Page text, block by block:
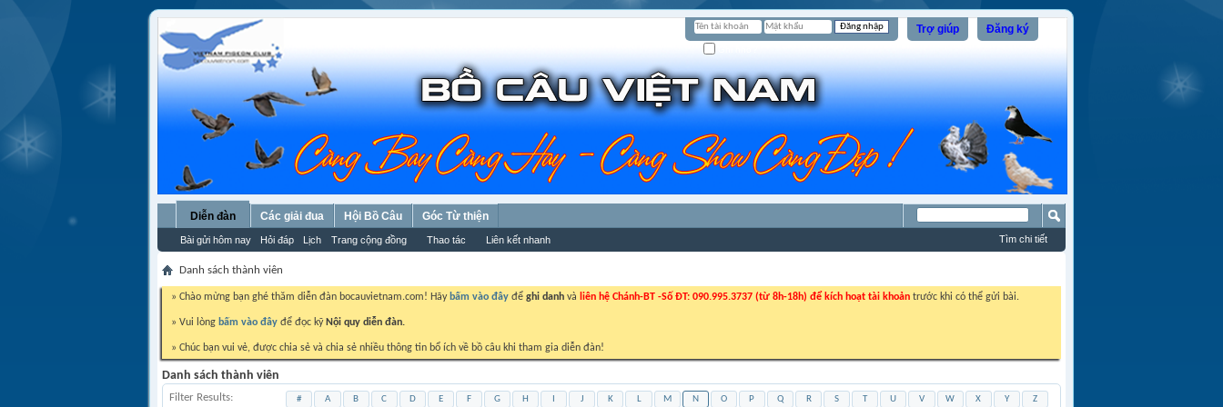
Đăng ký
Trợ giúp
Diễn đàn
Bài gửi hôm nay Hỏi đáp Lịch Trang cộng đồng Thao tác Liên kết nhanh
Các giải đua Hội Bồ Câu Góc Từ thiện
Tìm chi tiết
Danh sách thành viên
» Chào mừng bạn ghé thăm diễn đàn bocauvietnam.com! Hãy bấm vào đây để ghi danh và liên hệ Chánh-BT -Số ĐT: 090.995.3737 (từ 8h-18h) để kích hoạt tài khoản trước khi có thể gửi bài.
» Vui lòng bấm vào đây để đọc kỹ Nội quy diễn đàn.
» Chúc bạn vui vẻ, được chia sẻ và chia sẻ nhiều thông tin bổ ích về bồ câu khi tham gia diễn đàn!
Danh sách thành viên
Filter Results # A B C D E F G H J K L M N O P Q R S T U V W X Y Z